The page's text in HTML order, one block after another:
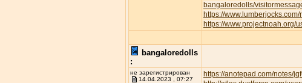
bangaloredolls/
https://
https://www.projectnoah.org/
bangaloredolls
:
не зарегистрирован
14.04.2023 , 07:27
https://anotepad.com/notes/